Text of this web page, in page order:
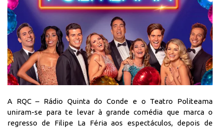
A RQC – Rádio Quinta do Conde e o Teatro Politeama
uniram-se para te levar à grande comédia que marca o
regresso de Filipe La Féria aos espectáculos, depois de